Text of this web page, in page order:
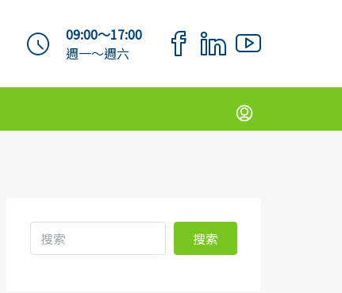
09:00～17:00
週一～週六
搜索